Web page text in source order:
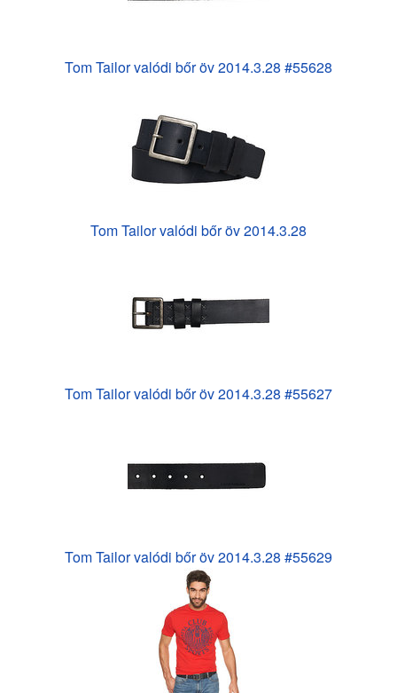
Tom Tailor valódi bőr öv 2014.3.28 #55628
Tom Tailor valódi bőr öv 2014.3.28
Tom Tailor valódi bőr öv 2014.3.28 #55627
Tom Tailor valódi bőr öv 2014.3.28 #55629